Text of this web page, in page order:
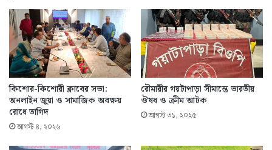
কিশোর-কিশোরী ক্লাবের সভা:
অনলাইন জুয়া ও সামাজিক অবক্ষয়
রোধে তাগিদ
আগস্ট ৪, ২০২৬
রৌমারীর গয়টাপাড়া সীমান্তে ভারতীয়
ঔষধ ও ক্রীম আটক
আগস্ট ৩১, ২০২৫